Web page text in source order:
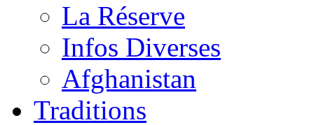
La Réserve
Infos Diverses
Afghanistan
Traditions